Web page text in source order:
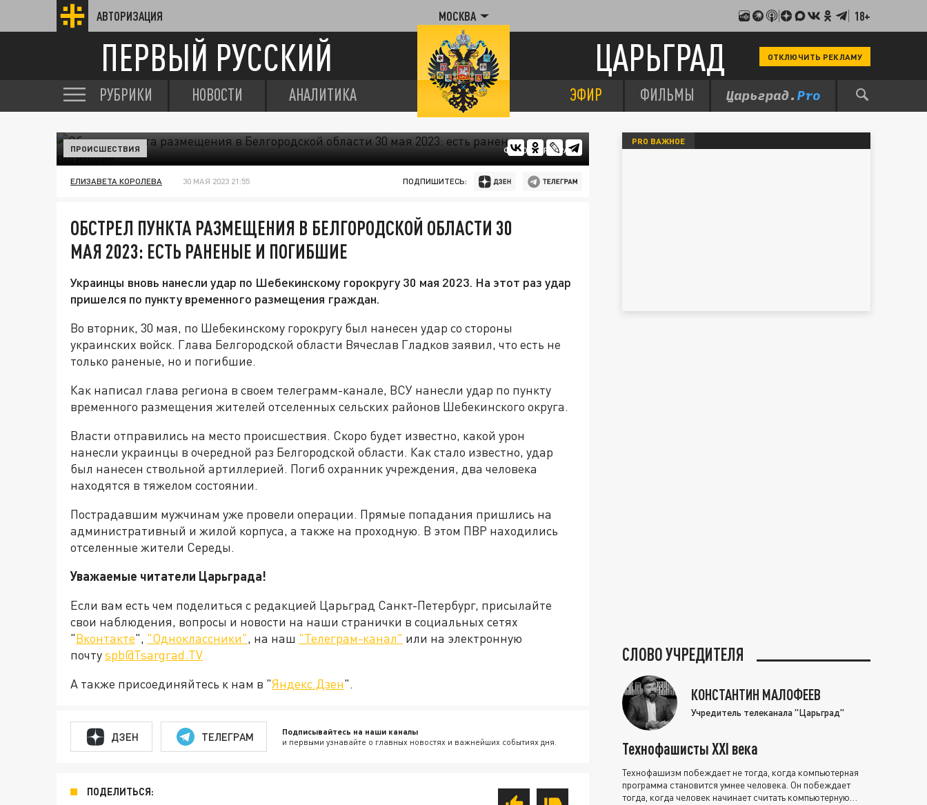
АВТОРИЗАЦИЯ МОСКВА 18+
ПЕРВЫЙ РУССКИЙ ЦАРЬГРАД ОТКЛЮЧИТЬ РЕКЛАМУ
РУБРИКИ НОВОСТИ АНАЛИТИКА ЭФИР ФИЛЬМЫ
ФОТО: ЦАРЬГРАД
ПРОИСШЕСТВИЯ
ЕЛИЗАВЕТА КОРОЛЕВА 30 МАЯ 2023 21:55 ПОДПИШИТЕСЬ:
ОБСТРЕЛ ПУНКТА РАЗМЕЩЕНИЯ В БЕЛГОРОДСКОЙ ОБЛАСТИ 30
МАЯ 2023: ЕСТЬ РАНЕНЫЕ И ПОГИБШИЕ
Украинцы вновь нанесли удар по Шебекинскому горокругу 30 мая 2023. На этот раз удар
пришелся по пункту временного размещения граждан.
Во вторник, 30 мая, по Шебекинскому горокругу был нанесен удар со стороны
украинских войск. Глава Белгородской области Вячеслав Гладков заявил, что есть не
только раненые, но и погибшие.
Как написал глава региона в своем телеграмм-канале, ВСУ нанесли удар по пункту
временного размещения жителей отселенных сельских районов Шебекинского округа.
Власти отправились на место происшествия. Скоро будет известно, какой урон
нанесли украинцы в очередной раз Белгородской области. Как стало известно, удар
был нанесен ствольной артиллерией. Погиб охранник учреждения, два человека
находятся в тяжелом состоянии.
Пострадавшим мужчинам уже провели операции. Прямые попадания пришлись на
административный и жилой корпуса, а также на проходную. В этом ПВР находились
отселенные жители Середы.
Уважаемые читатели Царьграда!
Если вам есть чем поделиться с редакцией Царьград Санкт-Петербург, присылайте
свои наблюдения, вопросы и новости на наши странички в социальных сетях
"Вконтакте", "Одноклассники", на наш "Телеграм-канал" или на электронную
почтуspb@Tsargrad.TV
А также присоединяйтесь к нам в "Яндекс.Дзен".
ДЗЕН ТЕЛЕГРАМ Подписывайтесь на наши каналы
и первыми узнавайте о главных новостях и важнейших событиях дня.
ПОДЕЛИТЬСЯ:
PRO ВАЖНОЕ
СЛОВО УЧРЕДИТЕЛЯ
КОНСТАНТИН МАЛОФЕЕВ
Учредитель телеканала "Царьград"
Технофашисты XXI века
Технофашизм побеждает не тогда, когда компьютерная
программа становится умнее человека. Он побеждает
тогда, когда человек начинает считать компьютерную